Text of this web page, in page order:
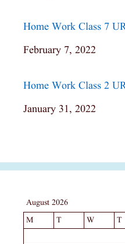
Home Work Class 7
Date
February 7, 2022
Home Work Class 2
Date
January 31, 2022
August 2026
M
T W T